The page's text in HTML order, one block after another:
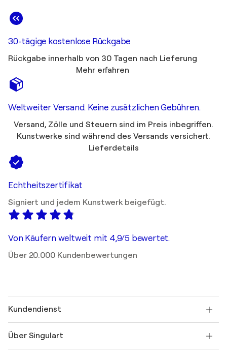
30-tägige kostenlose Rückgabe
Rückgabe innerhalb von 30 Tagen nach Lieferung
Mehr erfahren
Weltweiter Versand. Keine zusätzlichen Gebühren.
Versand, Zölle und Steuern sind im Preis inbegriffen.
Kunstwerke sind während des Versands versichert.
Lieferdetails
Echtheitszertifikat
Signiert und jedem Kunstwerk beigefügt.
Von Käufern weltweit mit 4,9/5 bewertet.
Über 20.000 Kundenbewertungen
Kundendienst
Versand
Über Singulart